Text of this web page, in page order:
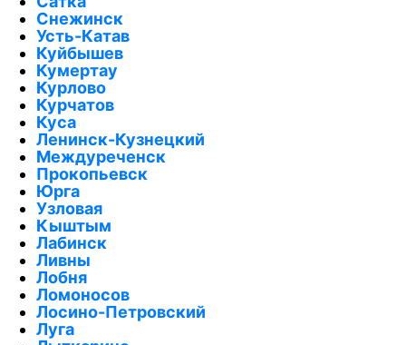
Снежинск
Усть-Катав
Куйбышев
Кумертау
Курлово
Курчатов
Куса
Ленинск-Кузнецкий
Междуреченск
Прокопьевск
Юрга
Узловая
Кыштым
Лабинск
Ливны
Лобня
Ломоносов
Лосино-Петровский
Луга